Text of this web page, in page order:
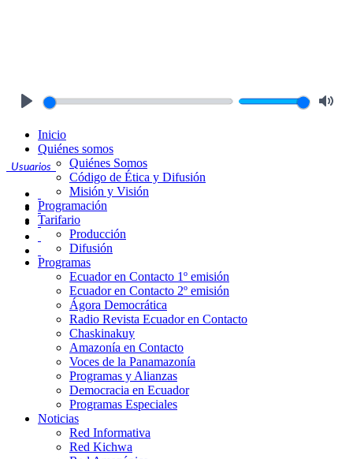
Usuarios
Inicio
Quiénes somos
Quiénes Somos
Código de Ética y Difusión
Misión y Visión
Programación
Tarifario
Producción
Difusión
Programas
Ecuador en Contacto 1º emisión
Ecuador en Contacto 2º emisión
Ágora Democrática
Radio Revista Ecuador en Contacto
Chaskinakuy
Amazonía en Contacto
Voces de la Panamazonía
Programas y Alianzas
Democracia en Ecuador
Programas Especiales
Noticias
Red Informativa
Red Kichwa